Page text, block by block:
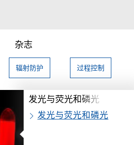
杂志
辐射防护 过程控制
发光与荧光和磷光
发光与荧光和磷光